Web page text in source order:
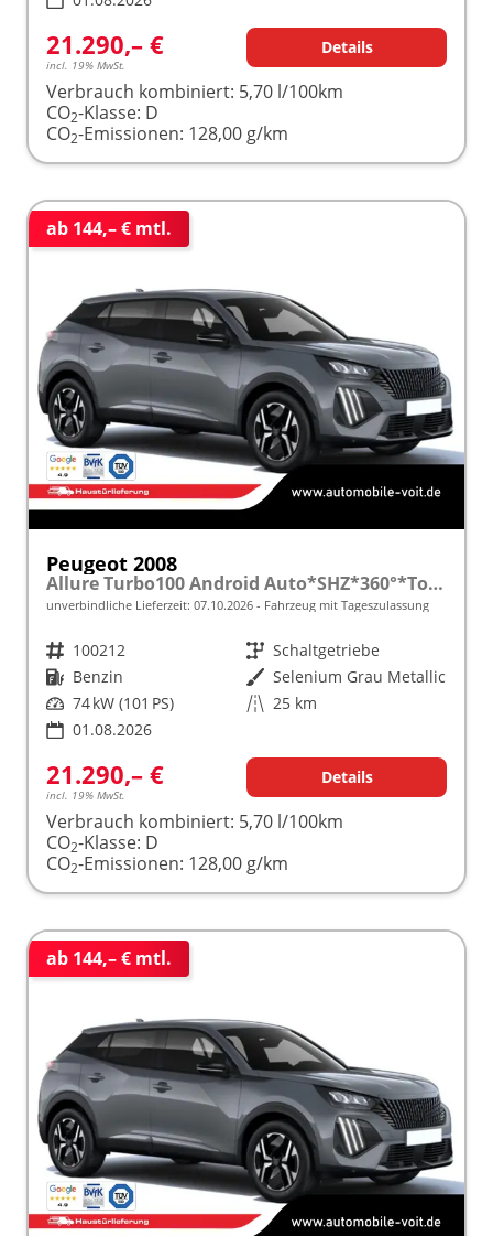
21.290,– €
incl. 19% MwSt.
Details
Verbrauch kombiniert: 5,70 l/100km
CO2-Klasse: D
CO2-Emissionen: 128,00 g/km
ab 144,– € mtl.
Peugeot 2008
Allure Turbo100 Android Auto*SHZ*360°*Totwinkel*Klimaauto
unverbindliche Lieferzeit: 07.10.2026 Fahrzeug mit Tageszulassung
Fahrzeugnr. 100212 Getriebe Schaltgetriebe
Kraftstoff Benzin Außenfarbe Selenium Grau Metallic
Leistung 74 kW (101 PS) Kilometerstand 25 km
01.08.2026
21.290,– €
incl. 19% MwSt.
Details
Verbrauch kombiniert: 5,70 l/100km
CO2-Klasse: D
CO2-Emissionen: 128,00 g/km
ab 144,– € mtl.